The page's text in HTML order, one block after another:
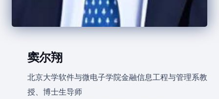
窦尔翔
北京大学软件与微电子学院金融信息工程与管理系教
授、博士生导师